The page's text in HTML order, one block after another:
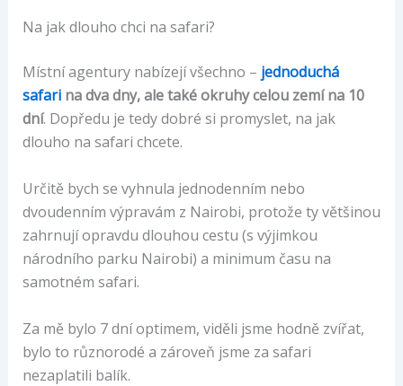
Na jak dlouho chci na safari?
Místní agentury nabízejí všechno – jednoduchá
safarina dva dny, ale také okruhy celou zemí na 10
dní. Dopředu je tedy dobré si promyslet, na jak
dlouho na safari chcete.
Určitě bych se vyhnula jednodenním nebo
dvoudenním výpravám z Nairobi, protože ty většinou
zahrnují opravdu dlouhou cestu (s výjimkou
národního parku Nairobi) a minimum času na
samotném safari.
Za mě bylo 7 dní optimem, viděli jsme hodně zvířat,
bylo to různorodé a zároveň jsme za safari
nezaplatili balík.